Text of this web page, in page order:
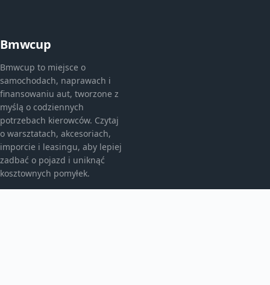
Bmwcup
Bmwcup to miejsce o
samochodach, naprawach i
finansowaniu aut, tworzone z
myślą o codziennych
potrzebach kierowców. Czytaj
o warsztatach, akcesoriach,
imporcie i leasingu, aby lepiej
zadbać o pojazd i uniknąć
kosztownych pomyłek.